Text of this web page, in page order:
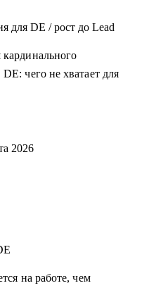
повышение на текущем
а-тет
для DE / рост до Lead
чего не хватает для
2026
на работе, чем